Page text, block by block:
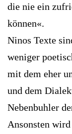
die nie ein
können«.
Ninos Texte
weniger
mit dem eher
und dem
Nebenbuhler
Ansonsten